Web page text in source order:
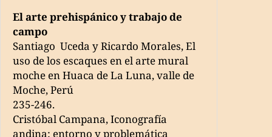
El arte prehispánico y trabajo de
campo
Santiago Uceda y Ricardo Morales, El
uso de los escaques en el arte mural
moche en Huaca de La Luna, valle de
Moche, Perú
235-246.
Cristóbal Campana, Iconografía
andina: entorno y problemática